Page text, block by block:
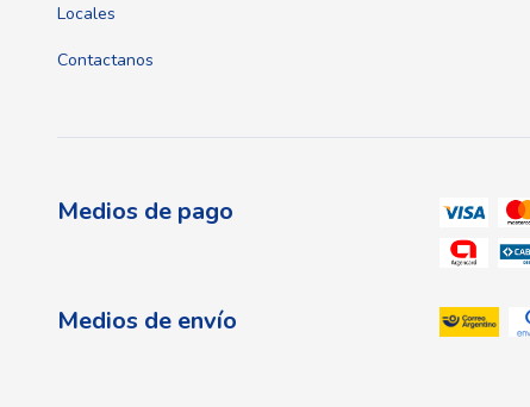
Locales
Contactanos
Medios de pago
Medios de envío